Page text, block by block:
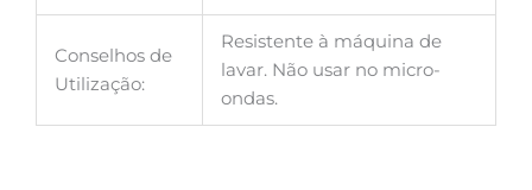
Conselhos de
Utilização:
Resistente à máquina de
lavar. Não usar no micro-
ondas.